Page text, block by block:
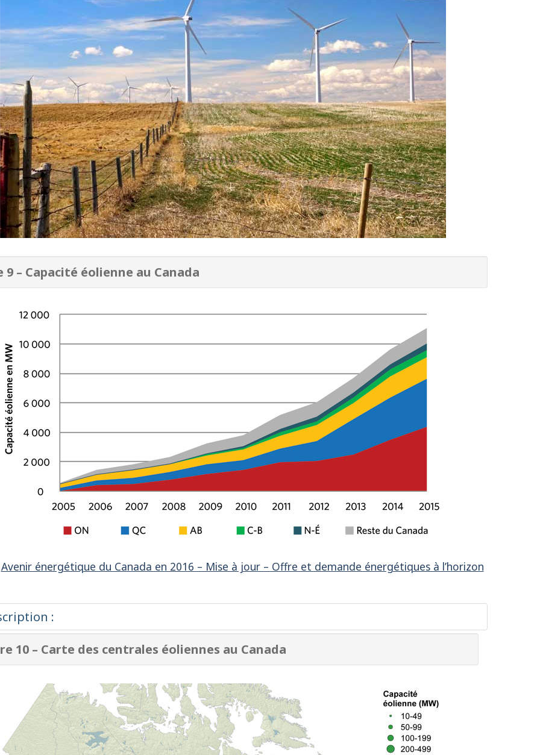
9 – Capacité éolienne au Canada
Avenir énergétique du Canada en 2016 – Mise à jour – Offre et demande énergétiques à l’horizon
10 – Carte des centrales éoliennes au Canada